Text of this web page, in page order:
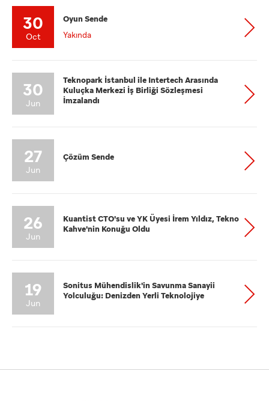
30
Oct
Oyun Sende
Yakında
30
Jun
Teknopark İstanbul ile Intertech Arasında
Kuluçka Merkezi İş Birliği Sözleşmesi
İmzalandı
27
Jun
Çözüm Sende
26
Jun
Kuantist CTO'su ve YK Üyesi İrem Yıldız, Tekno
Kahve'nin Konuğu Oldu
19
Jun
Sonitus Mühendislik'in Savunma Sanayii
Yolculuğu: Denizden Yerli Teknolojiye